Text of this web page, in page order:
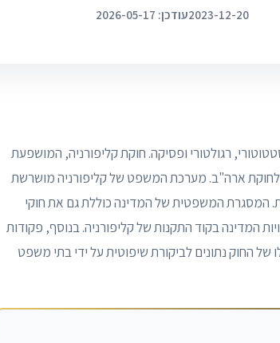
2023-12-20עודכן: 2026-05-17
רגולטורי ופסיקה. חוקת קליפורניה, המושפעת
לחוקת ארה"ב. מערכת המשפט של קליפורניה מושרשת
המשפטית של המדינה כוללת גם את חוקי
המדינה בקוד התקנות של קליפורניה. בנוסף, פקודות
החוק נתונים לביקורת שיפוטית על ידי בתי משפט